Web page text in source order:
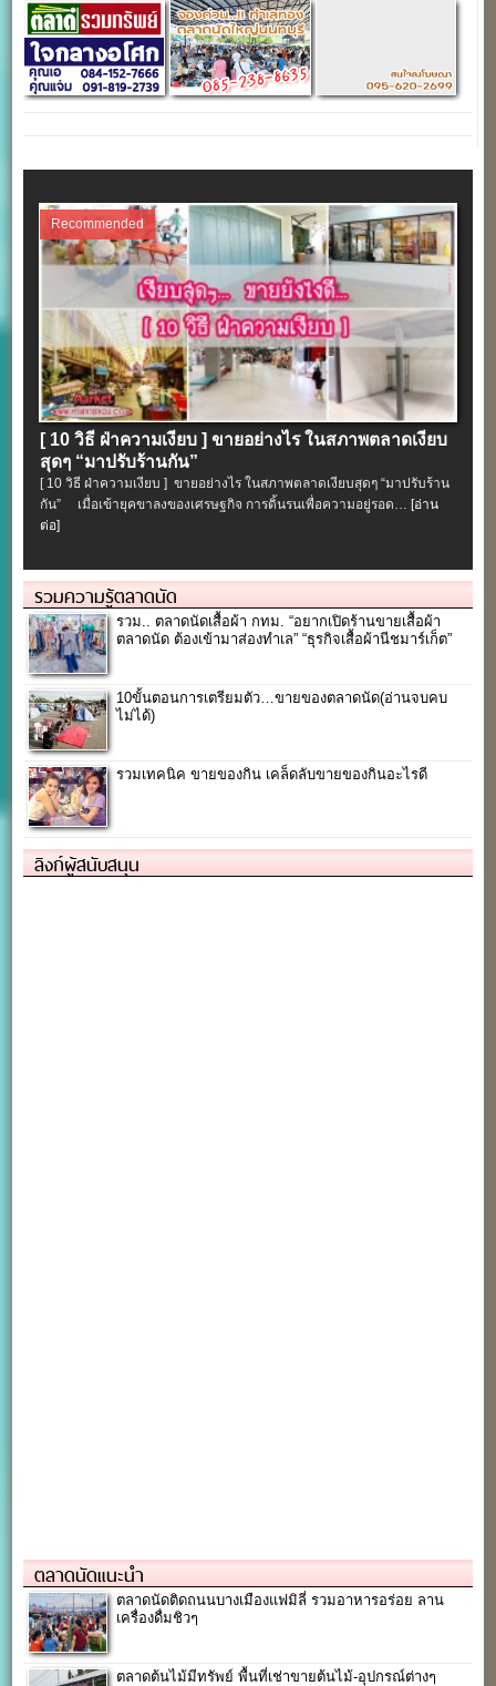
Recommended
[ 10 วิธี ฝ่าความเงียบ ] ขายอย่างไร ในสภาพตลาดเงียบ
สุดๆ “มาปรับร้านกัน”
[ 10 วิธี ฝ่าความเงียบ ] ขายอย่างไร ในสภาพตลาดเงียบสุดๆ “มาปรับร้าน
กัน” เมื่อเข้ายุคขาลงของเศรษฐกิจ การดิ้นรนเพื่อความอยู่รอด…[อ่าน
ต่อ]
รวมความรู้ตลาดนัด
รวม.. ตลาดนัดเสื้อผ้า กทม. “อยากเปิดร้านขายเสื้อผ้า
ตลาดนัด ต้องเข้ามาส่องทำเล” “ธุรกิจเสื้อผ้านีชมาร์เก็ต”
10ขั้นตอนการเตรียมตัว…ขายของตลาดนัด(อ่านจบคบ
ไม่ได้)
รวมเทคนิค ขายของกิน เคล็ดลับขายของกินอะไรดี
ลิงก์ผู้สนับสนุน
ตลาดนัดแนะนำ
ตลาดนัดติดถนนบางเมืองแฟมิลี่ รวมอาหารอร่อย ลาน
เครื่องดื่มชิวๆ
ตลาดต้นไม้มีทรัพย์ พื้นที่เช่าขายต้นไม้-อุปกรณ์ต่างๆ